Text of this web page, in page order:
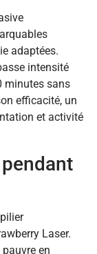
adaptées.
intensité
minutes sans
efficacité, un
et activité
Laser.
en